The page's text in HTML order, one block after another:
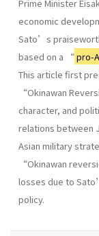
Prime Minister
economic
Sato’s
based on a “pro-
This article first
“Okinawan
character, and
relations between
Asian military
“Okinawan
losses due to
policy.